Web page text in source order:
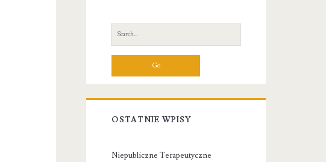
Sidebar
Search
for:
OSTATNIE WPISY
Niepubliczne Terapeutyczne